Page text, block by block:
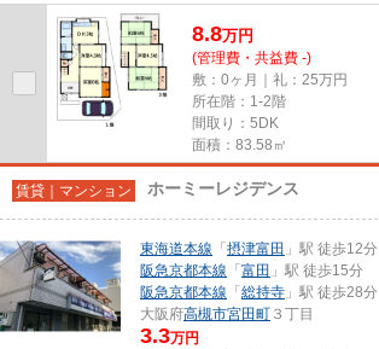
こちらの物件は一戸建てです...
8.8万円
(管理費・共益費 -)
敷：0ヶ月｜礼：25万円
所在階：1-2階
間取り：5DK
面積：83.58㎡
賃貸｜マンション ホーミーレジデンス
東海道本線 「 摂津富田 」駅 徒歩12分
阪急京都本線 「 富田 」駅 徒歩15分
阪急京都本線 「 総持寺 」駅 徒歩28分
大阪府高槻市宮田町 ３丁目
3.3万円